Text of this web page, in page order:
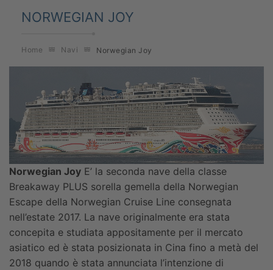
NORWEGIAN JOY
Home Navi Norwegian Joy
Norwegian Joy E’ la seconda nave della classe
Breakaway PLUS sorella gemella della Norwegian
Escape della Norwegian Cruise Line consegnata
nell’estate 2017. La nave originalmente era stata
concepita e studiata appositamente per il mercato
asiatico ed è stata posizionata in Cina fino a metà del
2018 quando è stata annunciata l’intenzione di